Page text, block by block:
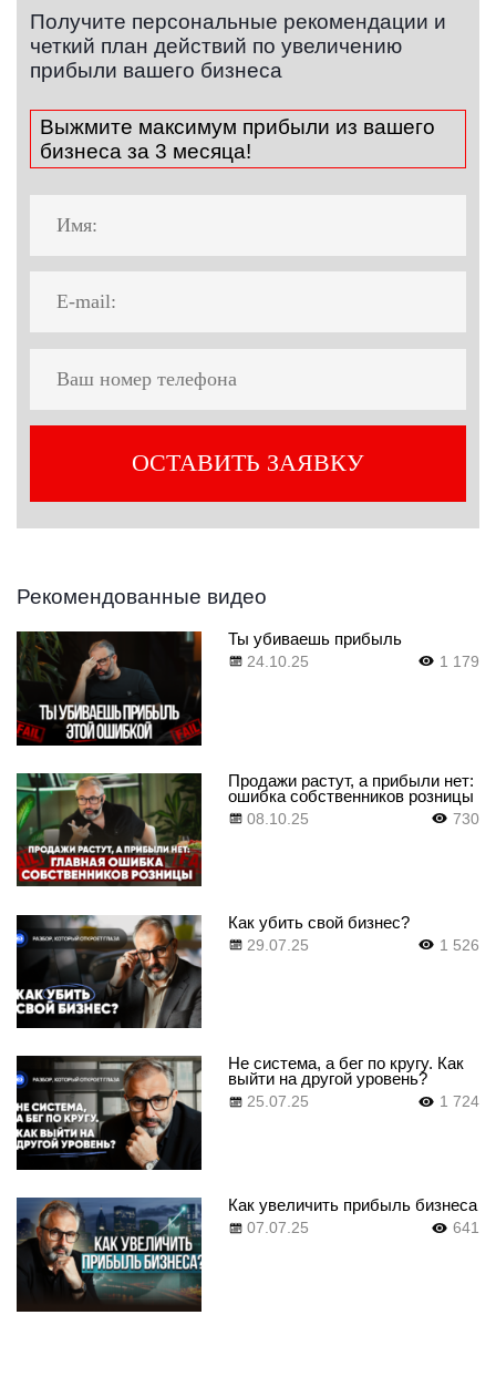
Получите персональные рекомендации и
четкий план действий по увеличению
прибыли вашего бизнеса
Выжмите максимум прибыли из вашего
бизнеса за 3 месяца!
Рекомендованные видео
Ты убиваешь прибыль
24.10.25
1 179
Продажи растут, а прибыли нет:
ошибка собственников розницы
08.10.25
730
Как убить свой бизнес?
29.07.25
1 526
Не система, а бег по кругу. Как
выйти на другой уровень?
25.07.25
1 724
Как увеличить прибыль бизнеса
07.07.25
641